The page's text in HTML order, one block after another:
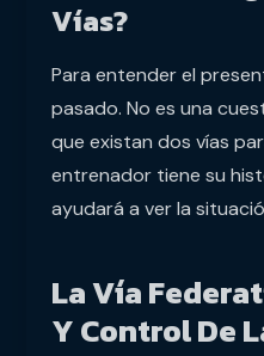
Vías?
Para entender el
pasado. No es una
que existan dos vías
entrenador tiene su
ayudará a ver la
La Vía
Y Control De